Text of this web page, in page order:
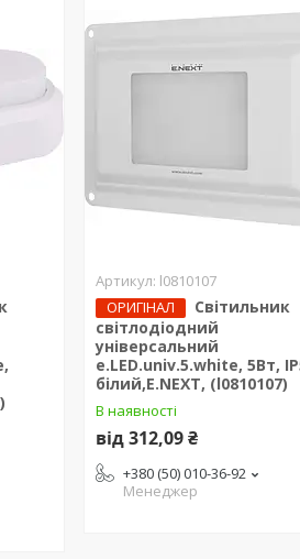
l0810107
ОРИГІНАЛ
Світильник
світлодіодний
універсальний
e.LED.univ.5.white, 5Вт,
білий,E.NEXT, (l0810107)
В наявності
від 312,09 ₴
+380 (50) 010-36-92
Менеджер